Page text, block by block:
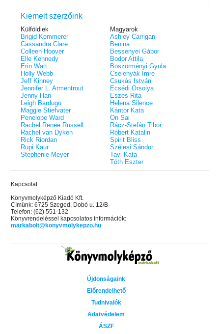
Kiemelt szerzőink
Külföldiek
Brigid Kemmerer
Cassandra Clare
Colleen Hoover
Elle Kennedy
Erin Watt
Holly Webb
Jeff Kinney
Jennifer L. Armentrout
Jenny Han
Leigh Bardugo
Maggie Stiefvater
Penelope Ward
Rachel Renee Russell
Rachel van Dyken
Rick Riordan
Rupi Kaur
Stephenie Meyer
Magyarok
Ashley Carrigan
Benina
Bessenyei Gábor
Bodor Attila
Böszörményi Gyula
Cselenyák Imre
Csukás István
Ecsédi Orsolya
Eszes Rita
Helena Silence
Kántor Kata
On Sai
Rácz-Stefán Tibor
Róbert Katalin
Spirit Bliss
Szélesi Sándor
Tavi Kata
Tóth Eszter
Kapcsolat
Könyvmolyképző Kiadó Kft.
Címünk: 6725 Szeged, Dobó u. 12/B
Telefon: (62) 551-132
Könyvrendeléssel kapcsolatos információk:
markabolt@konyvmolykepzo.hu
Újdonságaink
Előrendelhető
Tudnivalók
Adatvédelem
ÁSZF